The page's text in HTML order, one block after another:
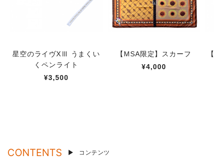
星空のライヴXⅢ うまくい
くペンライト
¥3,500
【MSA限定】スカーフ
¥4,000
【
CONTENTS コンテンツ